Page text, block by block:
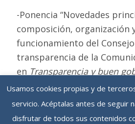
-Ponencia “Novedades
composición, organización
funcionamiento del
transparencia de la
en Transparencia y buen
política de integridad en la
Valenciana , jueves y
2023, Adeit-Univ. Valencia.
Usamos cookies propias y de
servicio. Acéptalas antes de seguir
disfrutar de todos sus contenidos